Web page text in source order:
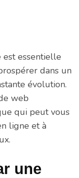
est essentielle
dans un
évolution.
web
qui peut vous
ligne et à
une